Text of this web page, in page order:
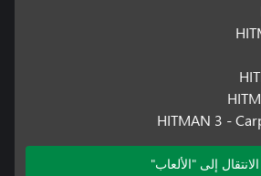
HITMAN 3 -
الانتقال إلى "الألعاب"